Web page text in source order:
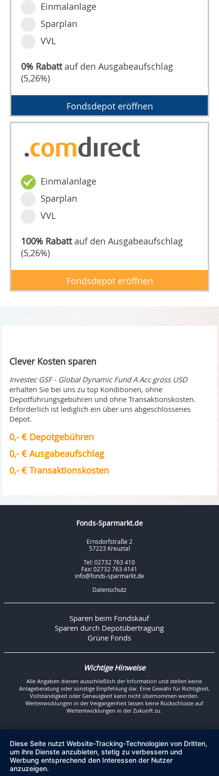
Einmalanlage
Sparplan
VVL
0% Rabattauf den Ausgabeaufschlag
(5,26%)
Fondsdepot eröffnen
Einmalanlage
Sparplan
VVL
100% Rabattauf den Ausgabeaufschlag
(5,26%)
Fondsdepot eröffnen
Clever Kosten sparen
Investec GSF - Global Dynamic Fund A Acc gross USD
erhalten Sie bei uns zu top Konditionen, ohne
Depotführungsgebühren und ohne Transaktionskosten.
Erforderlich ist lediglich ein über uns abgeschlossenes
Depot.
0,- € Depotgebühren
0,- € Ausgabeaufschlag
0,- € Transaktionskosten
Fonds-Sparmarkt.de
Ernsdorfstraße 2
57223 Kreuztal
Tel: 02732 763 410
Fax: 02732 763 4141
info@fonds-sparmarkt.de
Datenschutz
Sparen beim Fondskauf
Sparen durch Depotübertragung
Grüne Fonds
Wichtige Hinweise
Alle Angaben dienen ausschließlich der Information und stellen keine
Anlageberatung oder sonstige Empfehlung dar. Eine Gewähr für Richtigkeit,
Vollständigkeit oder Genauigkeit kann nicht übernommen werden.
Wertenwicklungen in der Vergangenheit lassen keine Rückschlüsse auf
Wertentwicklungen in der Zukunft zu.
Diese Seite nutzt Website-Tracking-Technologien von Dritten,
um ihre Dienste anzubieten, stetig zu verbessern und
Werbung entsprechend den Interessen der Nutzer
anzuzeigen.